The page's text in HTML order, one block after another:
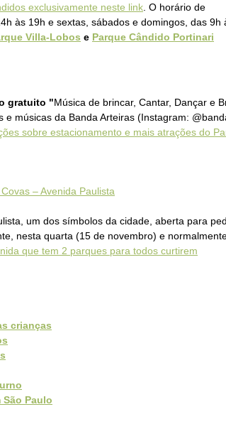
exclusivamente neste link O horário de
às 19h e sextas, sábados e domingos, das 9h
Villa-Lobos e Parque Cândido Portinari
gratuito "Música de brincar, Cantar, Dançar e
músicas da Banda Arteiras (Instagram:
sobre estacionamento e mais atrações do
– Avenida Paulista
um dos símbolos da cidade, aberta para
nesta quarta (15 de novembro) e
que tem 2 parques para todos curtirem
crianças
Paulo